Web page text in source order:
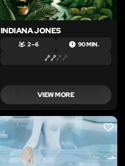
INDIANA JONES
2 – 6 90 MIN.
VIEW MORE
LIKE